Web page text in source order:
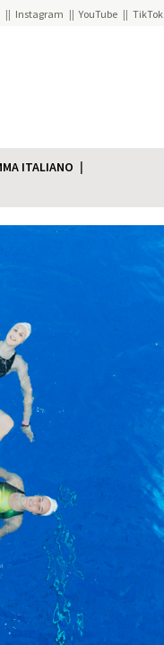
Instagram YouTube TikTok
ITALIANO